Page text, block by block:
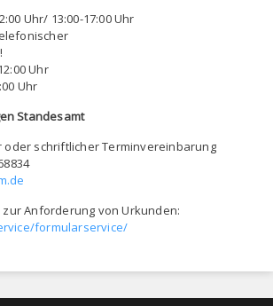
Uhr/ 13:00-17:00 Uhr
Uhr
Uhr
Standesamt
oder schriftlicher Terminvereinbarung
zur Anforderung von Urkunden:
formularservice/